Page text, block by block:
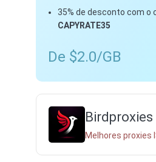
35% de desconto com o
CAPYRATE35
De $2.0/GB
Birdproxies
Melhores proxies